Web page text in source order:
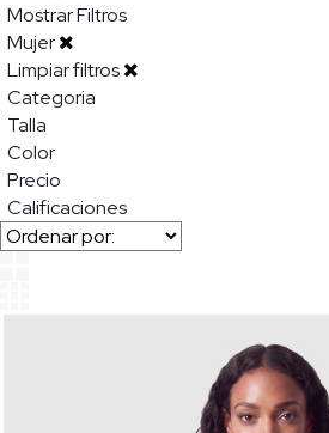
Mostrar Filtros
Mujer
Limpiar filtros
Categoria
Talla
Color
Precio
Calificaciones